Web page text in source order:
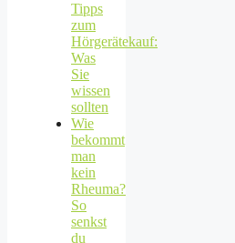
Tipps
zum
Hörgerätekauf:
Was
Sie
wissen
sollten
Wie
bekommt
man
kein
Rheuma?
So
senkst
du